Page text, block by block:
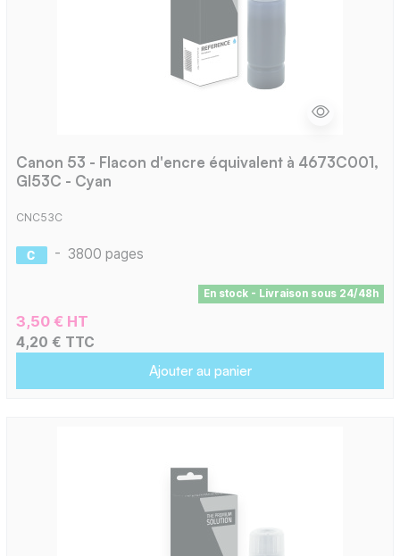
Canon 53 - Flacon d'encre équivalent à 4673C001,
GI53C - Cyan
CNC53C
- 3800 pages
En stock - Livraison sous 24/48h
3,50 € HT
4,20 € TTC
Ajouter au panier